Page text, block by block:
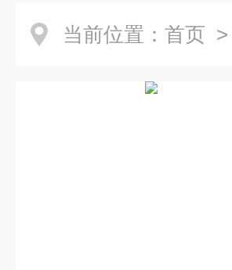
当前位置： 首页 >